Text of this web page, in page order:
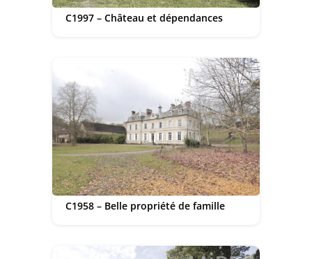
C1997 – Château et dépendances
C1958 – Belle propriété de famille